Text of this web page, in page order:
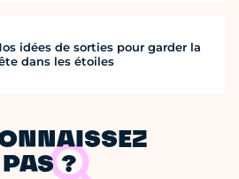
idées de sorties pour garder la
dans les étoiles
?